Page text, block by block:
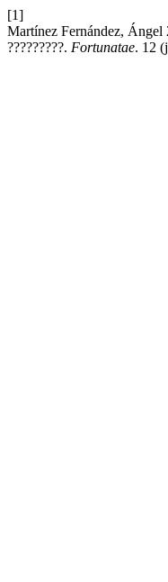
[1]
Martínez Fernández, Ángel
?????????. Fortunatae. 12